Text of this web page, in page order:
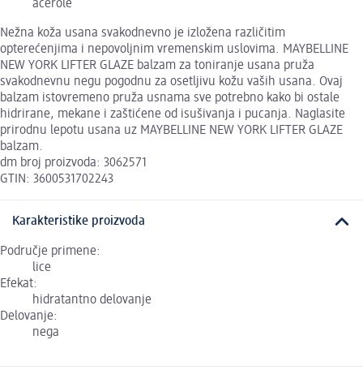
acerole
Nežna koža usana svakodnevno je izložena različitim
opterećenjima i nepovoljnim vremenskim uslovima. MAYBELLINE
NEW YORK LIFTER GLAZE balzam za toniranje usana pruža
svakodnevnu negu pogodnu za osetljivu kožu vaših usana. Ovaj
balzam istovremeno pruža usnama sve potrebno kako bi ostale
hidrirane, mekane i zaštićene od isušivanja i pucanja. Naglasite
prirodnu lepotu usana uz MAYBELLINE NEW YORK LIFTER GLAZE
balzam.
dm broj proizvoda: 3062571
GTIN: 3600531702243
Karakteristike proizvoda
Područje primene:
lice
Efekat:
hidratantno delovanje
Delovanje:
nega